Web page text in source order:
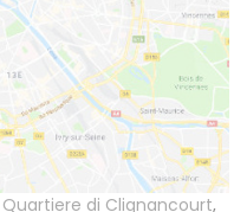
Quartiere di Clignancourt,